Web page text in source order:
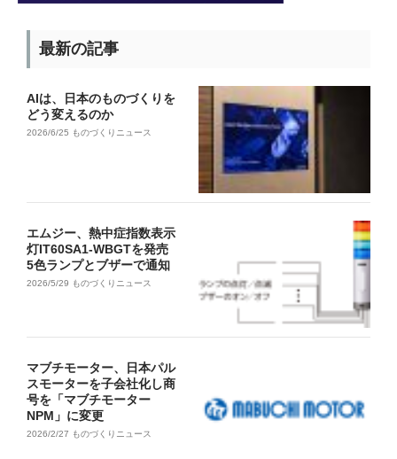
最新の記事
AIは、日本のものづくりを
どう変えるのか
2026/6/25 ものづくりニュース
エムジー、熱中症指数表示
灯IT60SA1-WBGTを発売
5色ランプとブザーで通知
2026/5/29 ものづくりニュース
マブチモーター、日本パル
スモーターを子会社化し商
号を「マブチモーター
NPM」に変更
2026/2/27 ものづくりニュース